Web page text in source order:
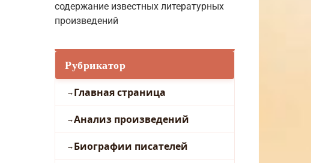
содержание известных литературных
произведений
Рубрикатор
Главная страница
Анализ произведений
Биографии писателей